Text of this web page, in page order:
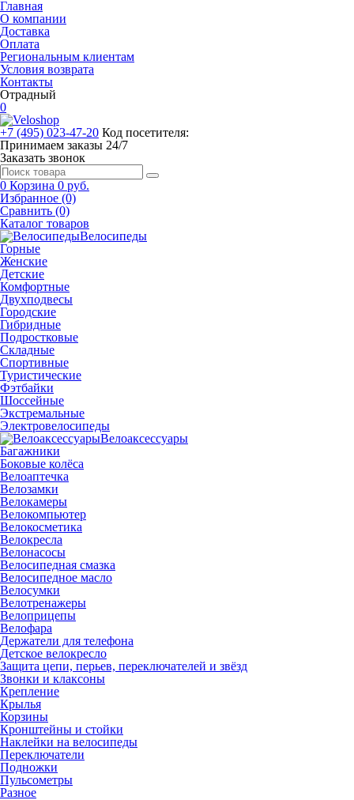
Главная
О компании
Доставка
Оплата
Региональным клиентам
Условия возврата
Контакты
Отрадный
0
+7 (495) 023-47-20 Код посетителя:
Принимаем заказы 24/7
Заказать звонок
0 Корзина 0 руб.
Избранное (0)
Сравнить (0)
Каталог товаров
Велосипеды
Горные
Женские
Детские
Комфортные
Двухподвесы
Городские
Гибридные
Подростковые
Складные
Спортивные
Туристические
Фэтбайки
Шоссейные
Экстремальные
Электровелосипеды
Велоаксессуары
Багажники
Боковые колёса
Велоаптечка
Велозамки
Велокамеры
Велокомпьютер
Велокосметика
Велокресла
Велонасосы
Велосипедная смазка
Велосипедное масло
Велосумки
Велотренажеры
Велоприцепы
Велофара
Держатели для телефона
Детское велокресло
Защита цепи, перьев, переключателей и звёзд
Звонки и клаксоны
Крепление
Крылья
Корзины
Кронштейны и стойки
Наклейки на велосипеды
Переключатели
Подножки
Пульсометры
Разное